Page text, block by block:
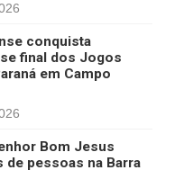
conquista
final dos Jogos
em Campo
Bom Jesus
de pessoas na Barra